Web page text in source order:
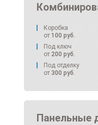
Коробка
от 100 руб.
Под ключ
от 200 руб.
Под отделку
от 300 руб.
Панельные